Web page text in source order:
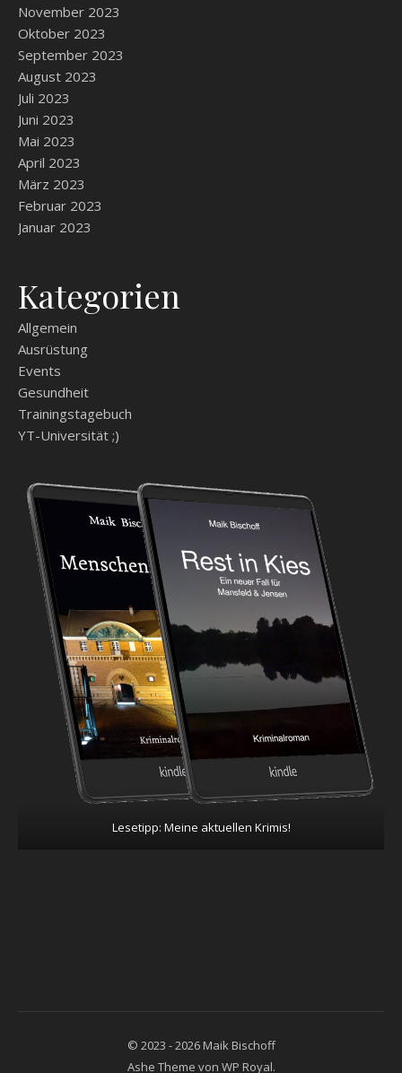
November 2023
Oktober 2023
September 2023
August 2023
Juli 2023
Juni 2023
Mai 2023
April 2023
März 2023
Februar 2023
Januar 2023
Kategorien
Allgemein
Ausrüstung
Events
Gesundheit
Trainingstagebuch
YT-Universität ;)
Lesetipp: Meine aktuellen Krimis!
© 2023 - 2026 Maik Bischoff
Ashe Theme von WP Royal.